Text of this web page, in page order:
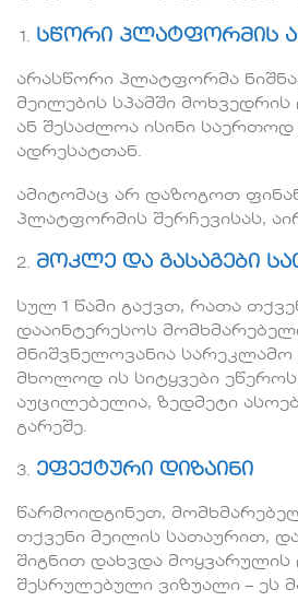
სწორი პლატფორმის
არასწორი პლატფორმა
მეილების სპამში
ან შესაძლოა ისინი საერთოდ
ადრესატთან.
ამიტომაც არ დაზოგოთ
პლატფორმის შერჩევისას,
მოკლე და გასაგები
სულ 1 წამი გაქვთ, რათა
დააინტერესოს
მნიშვნელოვანია
მხოლოდ ის სიტყვები
აუცილებელია, ზედმეტი
გარეშე.
ეფექტური დიზაინი
წარმოიდგინეთ,
თქვენი მეილის სათაურით,
შიგნით დახვდა მოყვარულის
შესრულებული ვიზუალი – ეს